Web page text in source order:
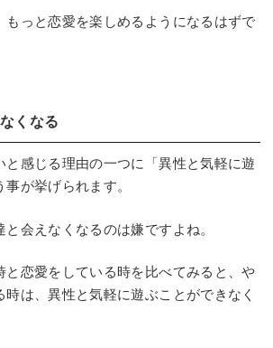
もっと恋愛を楽しめるようになるはずで
くなる
と感じる理由の一つに「異性と気軽に遊
が挙げられます。
会えなくなるのは嫌ですよね。
と恋愛をしている時を比べてみると、や
時は、異性と気軽に遊ぶことができなく